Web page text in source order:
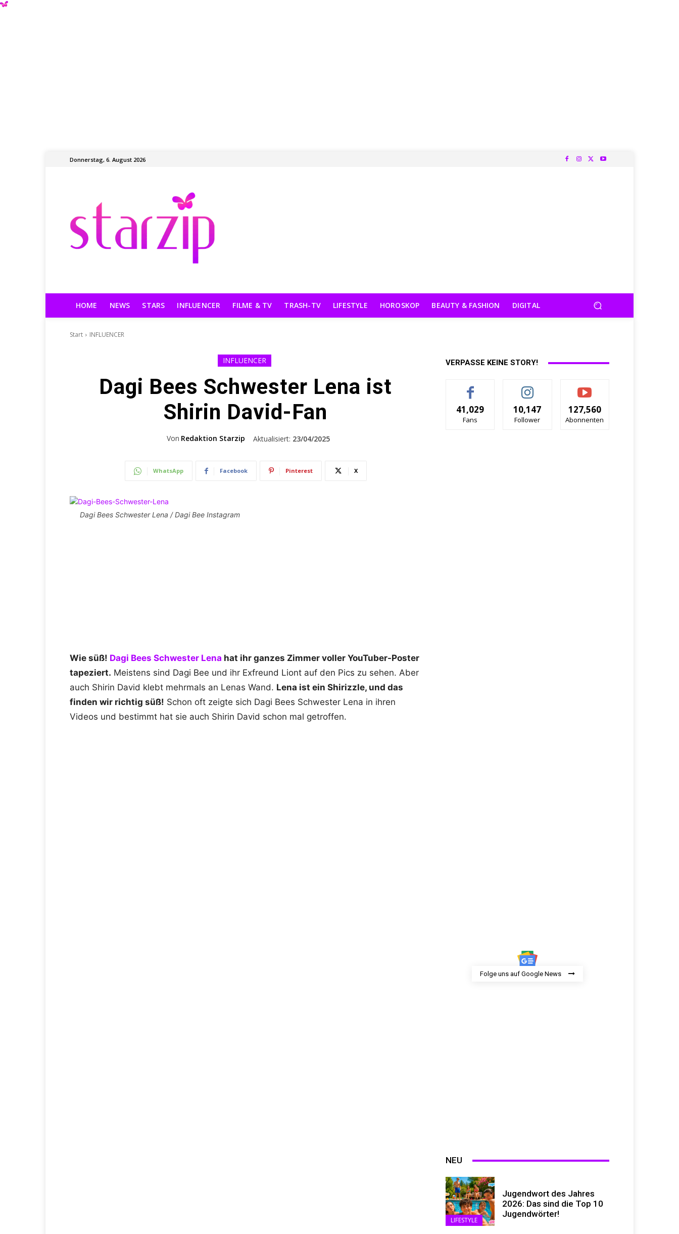
Donnerstag, 6. August 2026
HOME NEWS STARS INFLUENCER FILME & TV TRASH-TV LIFESTYLE HOROSKOP BEAUTY & FASHION DIGITAL
Start INFLUENCER
INFLUENCER
Dagi Bees Schwester Lena ist
Shirin David-Fan
Von Redaktion Starzip Aktualisiert: 23/04/2025
WhatsApp Facebook Pinterest X
Dagi Bees Schwester Lena / Dagi Bee Instagram
Wie süß! Dagi Bees Schwester Lena hat ihr ganzes Zimmer voller YouTuber-Poster
tapeziert. Meistens sind Dagi Bee und ihr Exfreund Liont auf den Pics zu sehen. Aber
auch Shirin David klebt mehrmals an Lenas Wand. Lena ist ein Shirizzle, und das
finden wir richtig süß! Schon oft zeigte sich Dagi Bees Schwester Lena in ihren
Videos und bestimmt hat sie auch Shirin David schon mal getroffen.
VERPASSE KEINE STORY!
41,029
Fans
10,147
Follower
127,560
Abonnenten
Folge uns auf Google News
NEU
LIFESTYLE
Jugendwort des Jahres
2026: Das sind die Top 10
Jugendwörter!